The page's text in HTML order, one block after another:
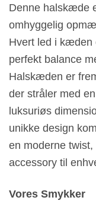
Denne halskæde
omhyggelig
Hvert led i kæden
perfekt balance
Halskæden er
der stråler med
luksuriøs
unikke design
en moderne
accessory til
Vores Smykker